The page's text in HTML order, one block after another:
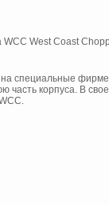
специальные
корпуса. В